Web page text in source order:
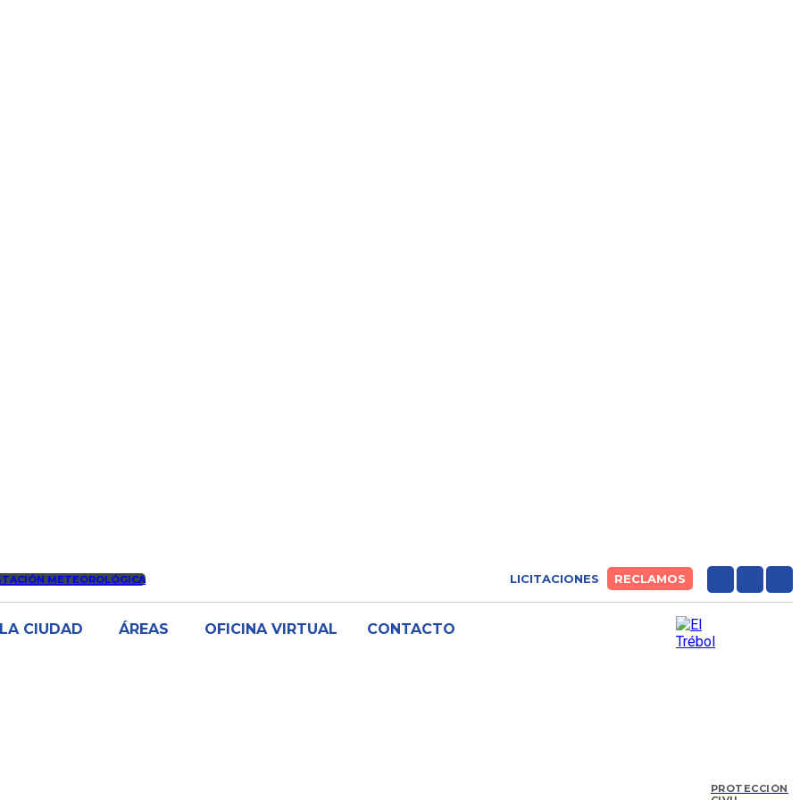
METEOROLÓGICA LICITACIONES RECLAMOS
LA CIUDAD ÁREAS OFICINA VIRTUAL CONTACTO
PROTECCIÓN